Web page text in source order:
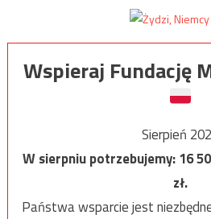
Wspieraj Fundację
Sierpień
W sierpniu potrzebujemy:16
zł.
Państwa wsparcie jest